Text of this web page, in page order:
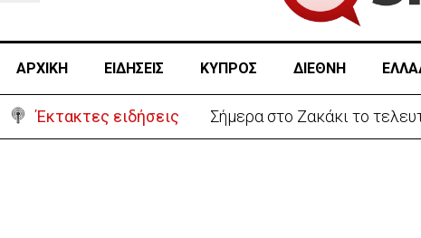
ΑΡΧΙΚΗ ΕΙΔΗΣΕΙΣ ΚΥΠΡΟΣ ΔΙΕΘΝΗ
Έκτακτες ειδήσεις Σήμερα στο Ζακάκι το